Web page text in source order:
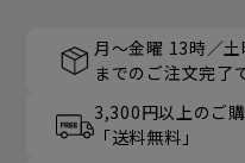
月～金曜 13時／
までのご注文完了
3,300円以上のご
「送料無料」